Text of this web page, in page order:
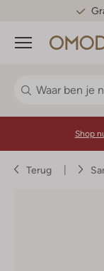
Menu
Shop
Terug